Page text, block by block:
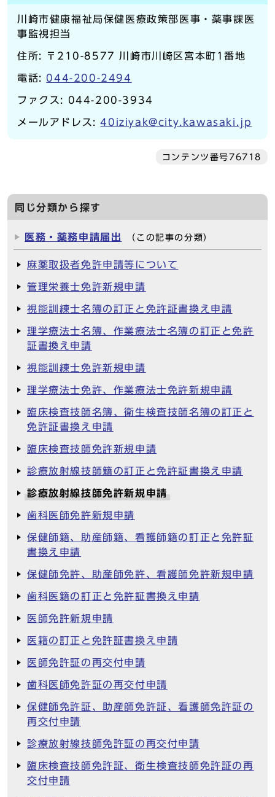
川崎市健康福祉局保健医療政策部医事・薬事課医
事監視担当
住所: 〒210-8577 川崎市川崎区宮本町1番地
電話: 044-200-2494
ファクス: 044-200-3934
メールアドレス:40iziyak@city.kawasaki.jp
コンテンツ番号76718
同じ分類から探す
医務・薬務申請届出 （この記事の分類）
麻薬取扱者免許申請等について
管理栄養士免許新規申請
視能訓練士名簿の訂正と免許証書換え申請
理学療法士名簿、作業療法士名簿の訂正と免許
証書換え申請
視能訓練士免許新規申請
理学療法士免許、作業療法士免許新規申請
臨床検査技師名簿、衛生検査技師名簿の訂正と
免許証書換え申請
臨床検査技師免許新規申請
診療放射線技師籍の訂正と免許証書換え申請
診療放射線技師免許新規申請
歯科医師免許新規申請
保健師籍、助産師籍、看護師籍の訂正と免許証
書換え申請
保健師免許、助産師免許、看護師免許新規申請
歯科医籍の訂正と免許証書換え申請
医師免許新規申請
医籍の訂正と免許証書換え申請
医師免許証の再交付申請
歯科医師免許証の再交付申請
保健師免許証、助産師免許証、看護師免許証の
再交付申請
診療放射線技師免許証の再交付申請
臨床検査技師免許証、衛生検査技師免許証の再
交付申請